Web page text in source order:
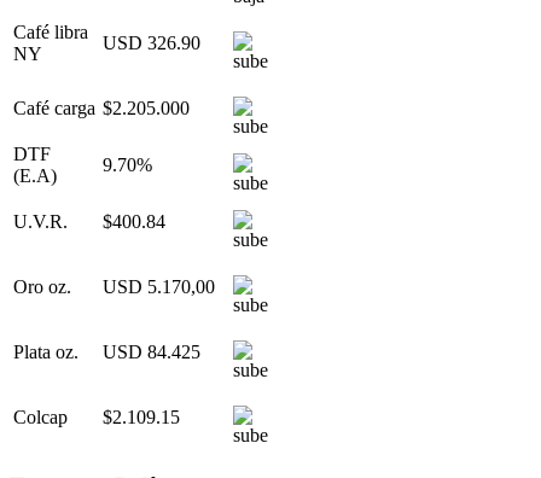
Café libra
NY
USD 326.90
Café carga $2.205.000
DTF
(E.A)
9.70%
U.V.R. $400.84
Oro oz. USD 5.170,00
Plata oz. USD 84.425
Colcap $2.109.15